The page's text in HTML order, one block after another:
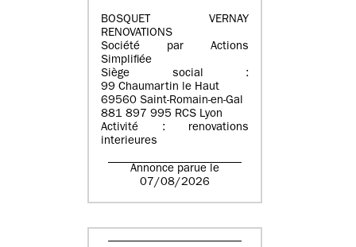
BOSQUET VERNAY
RENOVATIONS
Société par Actions
Simplifiée
Siège social :
99 Chaumartin le Haut
69560 Saint-Romain-en-Gal
881 897 995 RCS Lyon
Activité : renovations
interieures
Annonce parue le
07/08/2026